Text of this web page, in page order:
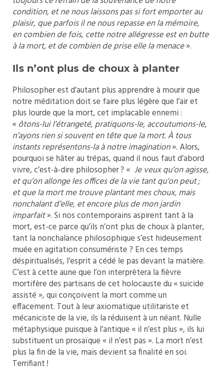
condition, et ne nous laissons pas si fort emporter au
plaisir, que parfois il ne nous repasse en la mémoire,
en combien de fois, cette notre allégresse est en butte
à la mort, et de combien de prise elle la menace».
Ils n’ont plus de choux à planter
Philosopher est d’autant plus apprendre à mourir que
notre méditation doit se faire plus légère que l’air et
plus lourde que la mort, cet implacable ennemi :
«ôtons-lui l’étrangeté, pratiquons-le, accoutumons-le,
n’ayons rien si souvent en tête que la mort. À tous
instants représentons-la à notre imagination». Alors,
pourquoi se hâter au trépas, quand il nous faut d’abord
vivre, c’est-à-dire philosopher ? « Je veux qu’on agisse,
et qu’on allonge les offices de la vie tant qu’on peut ;
et que la mort me trouve plantant mes choux, mais
nonchalant d’elle, et encore plus de mon jardin
imparfait». Si nos contemporains aspirent tant à la
mort, est-ce parce qu’ils n’ont plus de choux à planter,
tant la nonchalance philosophique s’est hideusement
muée en agitation consumériste ? En ces temps
déspiritualisés, l’esprit a cédé le pas devant la matière.
C’est à cette aune que l’on interprètera la fièvre
mortifère des partisans de cet holocauste du « suicide
assisté », qui conçoivent la mort comme un
effacement. Tout à leur axiomatique utilitariste et
mécaniciste de la vie, ils la réduisent à un néant. Nulle
métaphysique puisque à l’antique « il n’est plus », ils lui
substituent un prosaïque « il n’est pas ». La mort n’est
plus la fin de la vie, mais devient sa finalité en soi.
Terrifiant !